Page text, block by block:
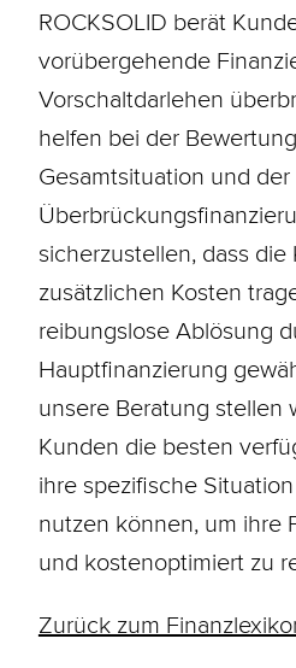
ROCKSOLID berät
vorübergehende
Vorschaltdarlehen
helfen bei der
Gesamtsituation und
sicherzustellen, dass
zusätzlichen Kosten
reibungslose Ablösung
Hauptfinanzierung
unsere Beratung stellen
Kunden die besten
ihre spezifische
nutzen können, um ihre
und kostenoptimiert zu
Zurück zum